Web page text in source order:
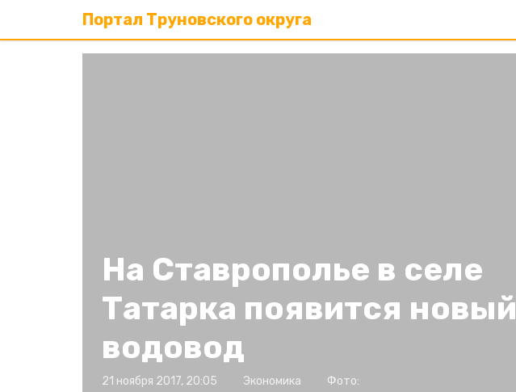
Портал Труновского округа
На Ставрополье в селе
Татарка появится новый
водовод
21 ноября 2017, 20:05 Экономика Фото: